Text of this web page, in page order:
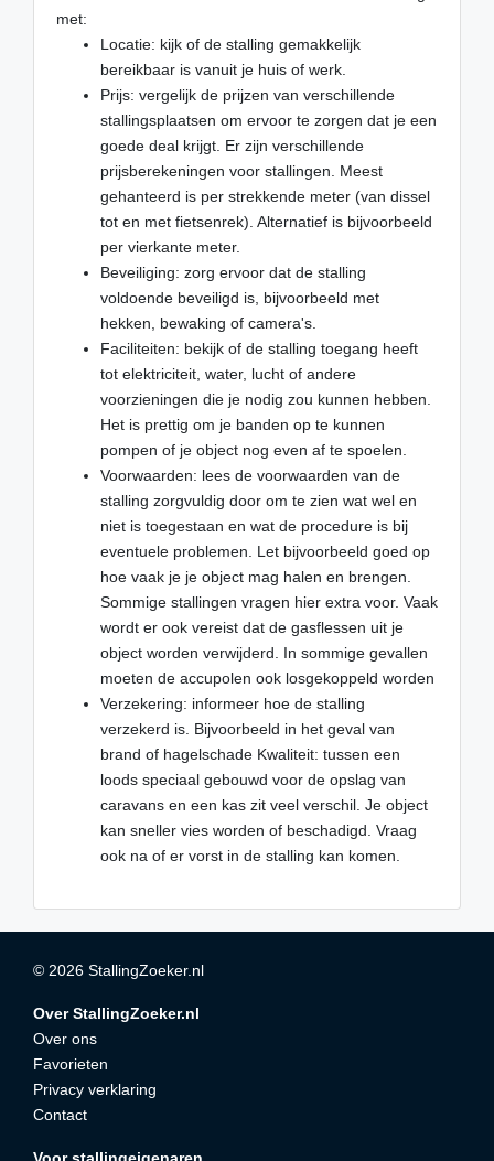
met:
Locatie: kijk of de stalling gemakkelijk
bereikbaar is vanuit je huis of werk.
Prijs: vergelijk de prijzen van verschillende
stallingsplaatsen om ervoor te zorgen dat je een
goede deal krijgt. Er zijn verschillende
prijsberekeningen voor stallingen. Meest
gehanteerd is per strekkende meter (van dissel
tot en met fietsenrek). Alternatief is bijvoorbeeld
per vierkante meter.
Beveiliging: zorg ervoor dat de stalling
voldoende beveiligd is, bijvoorbeeld met
hekken, bewaking of camera's.
Faciliteiten: bekijk of de stalling toegang heeft
tot elektriciteit, water, lucht of andere
voorzieningen die je nodig zou kunnen hebben.
Het is prettig om je banden op te kunnen
pompen of je object nog even af te spoelen.
Voorwaarden: lees de voorwaarden van de
stalling zorgvuldig door om te zien wat wel en
niet is toegestaan en wat de procedure is bij
eventuele problemen. Let bijvoorbeeld goed op
hoe vaak je je object mag halen en brengen.
Sommige stallingen vragen hier extra voor. Vaak
wordt er ook vereist dat de gasflessen uit je
object worden verwijderd. In sommige gevallen
moeten de accupolen ook losgekoppeld worden
Verzekering: informeer hoe de stalling
verzekerd is. Bijvoorbeeld in het geval van
brand of hagelschade Kwaliteit: tussen een
loods speciaal gebouwd voor de opslag van
caravans en een kas zit veel verschil. Je object
kan sneller vies worden of beschadigd. Vraag
ook na of er vorst in de stalling kan komen.
© 2026 StallingZoeker.nl
Over StallingZoeker.nl
Over ons
Favorieten
Privacy verklaring
Contact